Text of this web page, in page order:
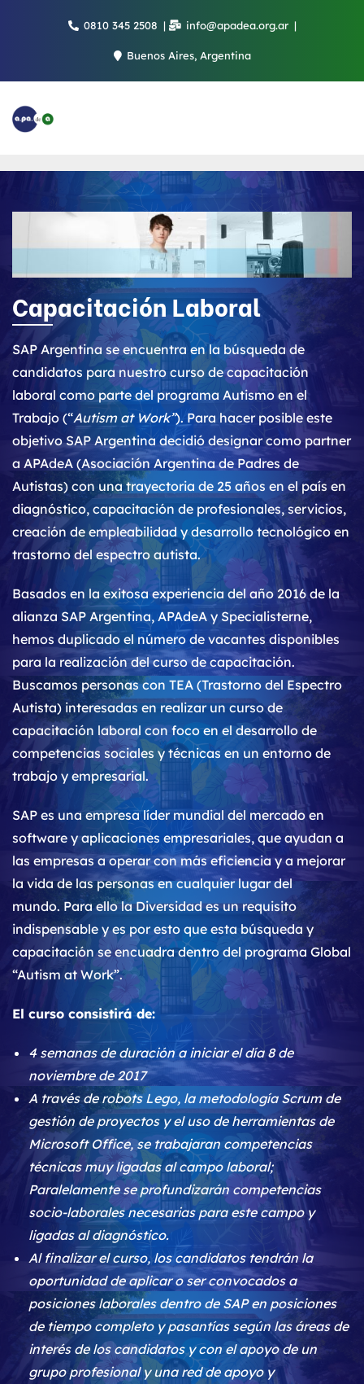
0810 345 2508 info@apadea.org.ar
Buenos Aires, Argentina
Capacitación Laboral
SAP Argentina se encuentra en la búsqueda de
candidatos para nuestro curso de capacitación
laboral como parte del programa Autismo en el
Trabajo (“Autism at Work”). Para hacer posible este
objetivo SAP Argentina decidió designar como partner
a APAdeA (Asociación Argentina de Padres de
Autistas) con una trayectoria de 25 años en el país en
diagnóstico, capacitación de profesionales, servicios,
creación de empleabilidad y desarrollo tecnológico en
trastorno del espectro autista.
Basados en la exitosa experiencia del año 2016 de la
alianza SAP Argentina, APAdeA y Specialisterne,
hemos duplicado el número de vacantes disponibles
para la realización del curso de capacitación.
Buscamos personas con TEA (Trastorno del Espectro
Autista) interesadas en realizar un curso de
capacitación laboral con foco en el desarrollo de
competencias sociales y técnicas en un entorno de
trabajo y empresarial.
SAP es una empresa líder mundial del mercado en
software y aplicaciones empresariales, que ayudan a
las empresas a operar con más eficiencia y a mejorar
la vida de las personas en cualquier lugar del
mundo. Para ello la Diversidad es un requisito
indispensable y es por esto que esta búsqueda y
capacitación se encuadra dentro del programa Global
“Autism at Work”.
El curso consistirá de:
4 semanas de duración a iniciar el día 8 de
noviembre de 2017
A través de robots Lego, la metodología Scrum de
gestión de proyectos y el uso de herramientas de
Microsoft Office, se trabajaran competencias
técnicas muy ligadas al campo laboral;
Paralelamente se profundizarán competencias
socio-laborales necesarias para este campo y
ligadas al diagnóstico.
Al finalizar el curso, los candidatos tendrán la
oportunidad de aplicar o ser convocados a
posiciones laborales dentro de SAP en posiciones
de tiempo completo y pasantías según las áreas de
interés de los candidatos y con el apoyo de un
grupo profesional y una red de apoyo y